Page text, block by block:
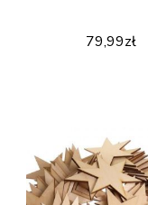
79,99zł